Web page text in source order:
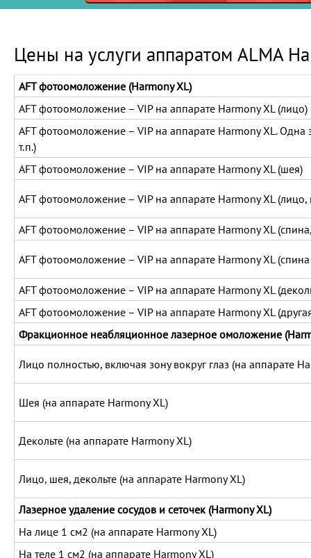
Цены на услуги аппаратом ALMA
AFT фотоомоложение (Harmony XL)
AFT фотоомоложение – VIP на аппарате Harmony XL (лицо)
AFT фотоомоложение – VIP на аппарате Harmony XL.
т.п.)
AFT фотоомоложение – VIP на аппарате Harmony XL (шея)
AFT фотоомоложение – VIP на аппарате Harmony XL (лицо,
AFT фотоомоложение – VIP на аппарате Harmony XL
AFT фотоомоложение – VIP на аппарате Harmony XL
AFT фотоомоложение – VIP на аппарате Harmony XL
AFT фотоомоложение – VIP на аппарате Harmony XL
Фракционное неабляционное лазерное омоложение
Лицо полностью, включая зону вокруг глаз (на аппарате
Шея (на аппарате Harmony XL)
Декольте (на аппарате Harmony XL)
Лицо, шея, декольте (на аппарате Harmony XL)
Лазерное удаление сосудов и сеточек (Harmony XL)
На лице 1 см2 (на аппарате Harmony XL)
На теле 1 см2 (на аппарате Harmony XL)